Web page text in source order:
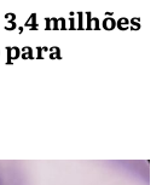
milhões
para